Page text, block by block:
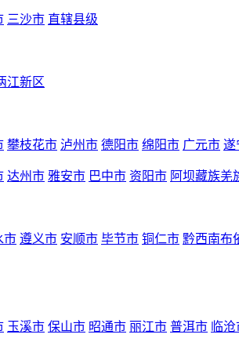
三沙市 直辖县级
江新区
攀枝花市 泸州市 德阳市 绵阳市 广元市 遂
达州市 雅安市 巴中市 资阳市 阿坝藏族羌
市 遵义市 安顺市 毕节市 铜仁市 黔西南布
玉溪市 保山市 昭通市 丽江市 普洱市 临